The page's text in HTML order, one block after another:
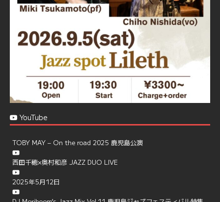
6 7 Twitter
Load More
YouTube
TOBY MAY – On the road 2025 鹿児島公演
西田千穂×奥村和彦 JAZZ DUO LIVE
2025年5月12日